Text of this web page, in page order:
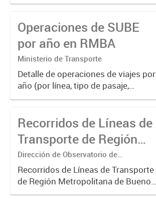
Operaciones de SUBE
por año en RMBA
Ministerio de Transporte
Detalle de operaciones de viajes por
año (por línea, tipo de pasaje,
empresa y modo)
Recorridos de Líneas de
Transporte de Región
Metropolitana de
Buenos Aires (RMBA)
Dirección de Observatorio de
Transporte, Estudio y Sistemas
Recorridos de Líneas de Transporte
de Región Metropolitana de Buenos
Aires (RMBA).-